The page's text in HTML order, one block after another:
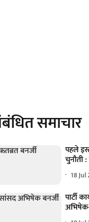
समाचार
पहले
चुनौती
18
पार्टी